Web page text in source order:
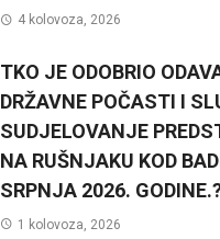
4 kolovoza, 2026
TKO JE ODOBRIO
DRŽAVNE POČASTI I
SUDJELOVANJE
NA RUŠNJAKU KOD
SRPNJA 2026.
1 kolovoza, 2026